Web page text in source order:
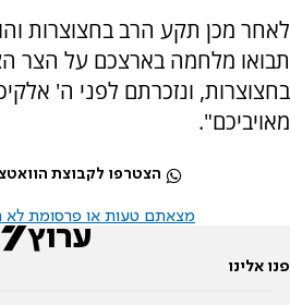
לאחר מכן תקע הרב בחצוצרות
תבואו מלחמה בארצכם על הצר
בחצוצרות, ונזכרתם לפני ה'
מאויביכם".
הצטרפו לקבוצת
מצאתם טעות או פרסומת לא
פנו אלינו